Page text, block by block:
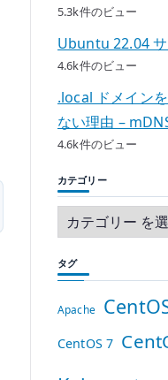
5.3k件のビュー
Ubuntu 22.04
4.6k件のビュー
.local ドメイン
ない理由 –
4.6k件のビュー
カテゴリー
タグ
Apache
CentOS 7